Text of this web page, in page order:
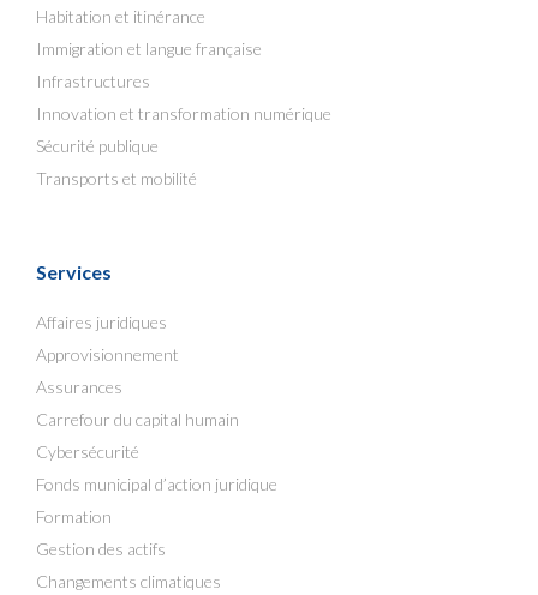
Habitation et itinérance
Immigration et langue française
Infrastructures
Innovation et transformation numérique
Sécurité publique
Transports et mobilité
Services
Affaires juridiques
Approvisionnement
Assurances
Carrefour du capital humain
Cybersécurité
Fonds municipal d’action juridique
Formation
Gestion des actifs
Changements climatiques